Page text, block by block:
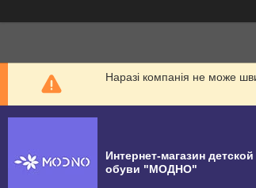
Наразі компанія не може
Интернет-магазин
обуви "МОДНО"